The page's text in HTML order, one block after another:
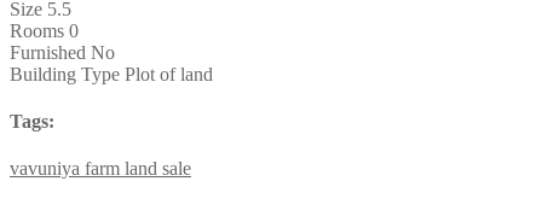
Size 5.5
Rooms 0
Furnished No
Building Type Plot of land
Tags:
vavuniya farm land sale